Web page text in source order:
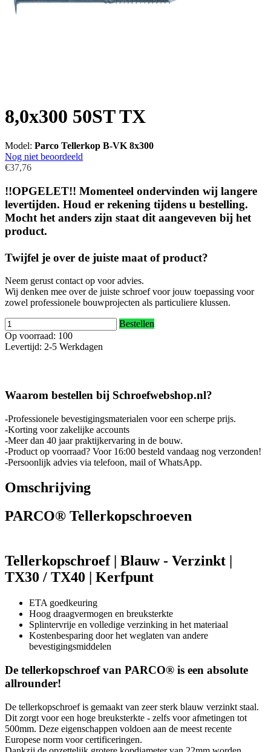
8,0x300 50ST TX
Model: Parco Tellerkop B-VK 8x300
Nog niet beoordeeld
€37,76
!!OPGELET!! Momenteel ondervinden wij langere
levertijden. Houd er rekening tijdens u bestelling.
Mocht het anders zijn staat dit aangeveven bij het
product.
Twijfel je over de juiste maat of product?
Neem gerust contact op voor advies.
Wij denken mee over de juiste schroef voor jouw toepassing voor
zowel professionele bouwprojecten als particuliere klussen.
Bestellen
Op voorraad: 100
Levertijd: 2-5 Werkdagen
Waarom bestellen bij Schroefwebshop.nl?
-Professionele bevestigingsmaterialen voor een scherpe prijs.
-Korting voor zakelijke accounts
-Meer dan 40 jaar praktijkervaring in de bouw.
-Product op voorraad? Voor 16:00 besteld vandaag nog verzonden!
-Persoonlijk advies via telefoon, mail of WhatsApp.
Omschrijving
PARCO® Tellerkopschroeven
Tellerkopschroef | Blauw - Verzinkt |
TX30 / TX40 | Kerfpunt
ETA goedkeuring
Hoog draagvermogen en breuksterkte
Splintervrije en volledige verzinking in het materiaal
Kostenbesparing door het weglaten van andere
bevestigingsmiddelen
De tellerkopschroef van PARCO® is een absolute
allrounder!
De tellerkopschroef is gemaakt van zeer sterk blauw verzinkt staal.
Dit zorgt voor een hoge breuksterkte - zelfs voor afmetingen tot
500mm. Deze eigenschappen voldoen aan de meest recente
Europese norm voor certificeringen.